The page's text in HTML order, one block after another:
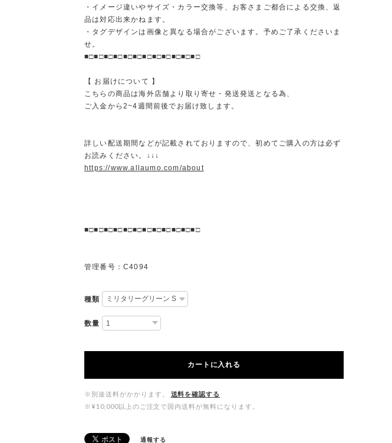
・イメージ違いやサイズ・カラー交換等、お客さまご都合による交換、返
品は対応出来かねます。
・タグデザインは画像と異なる場合がございます。予めご了承くださいま
せ。
■□■□■□■□■□■□■□■□■□■□■□■□
【 お届けについて 】
こちらの商品は海外店舗より取り寄せ・発送発送となる為、
ご入金から2~4週間前後でお届け致します。
詳しい配送期間などが記載されておりますので、初めてご購入の方は必ず
お読みください。↓↓↓
https://www.allaumo.com/about
■□■□■□■□■□■□■□■□■□■□■□■□
管理番号：C4094
種類
数量
カートに入れる
※別途送料がかかります。
送料を確認する
※¥10,000以上のご注文で国内送料が無料になります。
通報する